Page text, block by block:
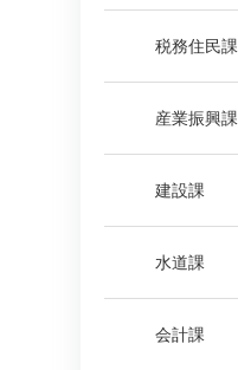
税務住民課
産業振興課
建設課
水道課
会計課